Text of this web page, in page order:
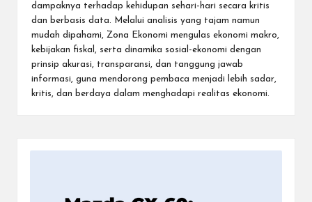
dampaknya terhadap kehidupan sehari-hari secara kritis
dan berbasis data. Melalui analisis yang tajam namun
mudah dipahami, Zona Ekonomi mengulas ekonomi makro,
kebijakan fiskal, serta dinamika sosial-ekonomi dengan
prinsip akurasi, transparansi, dan tanggung jawab
informasi, guna mendorong pembaca menjadi lebih sadar,
kritis, dan berdaya dalam menghadapi realitas ekonomi.